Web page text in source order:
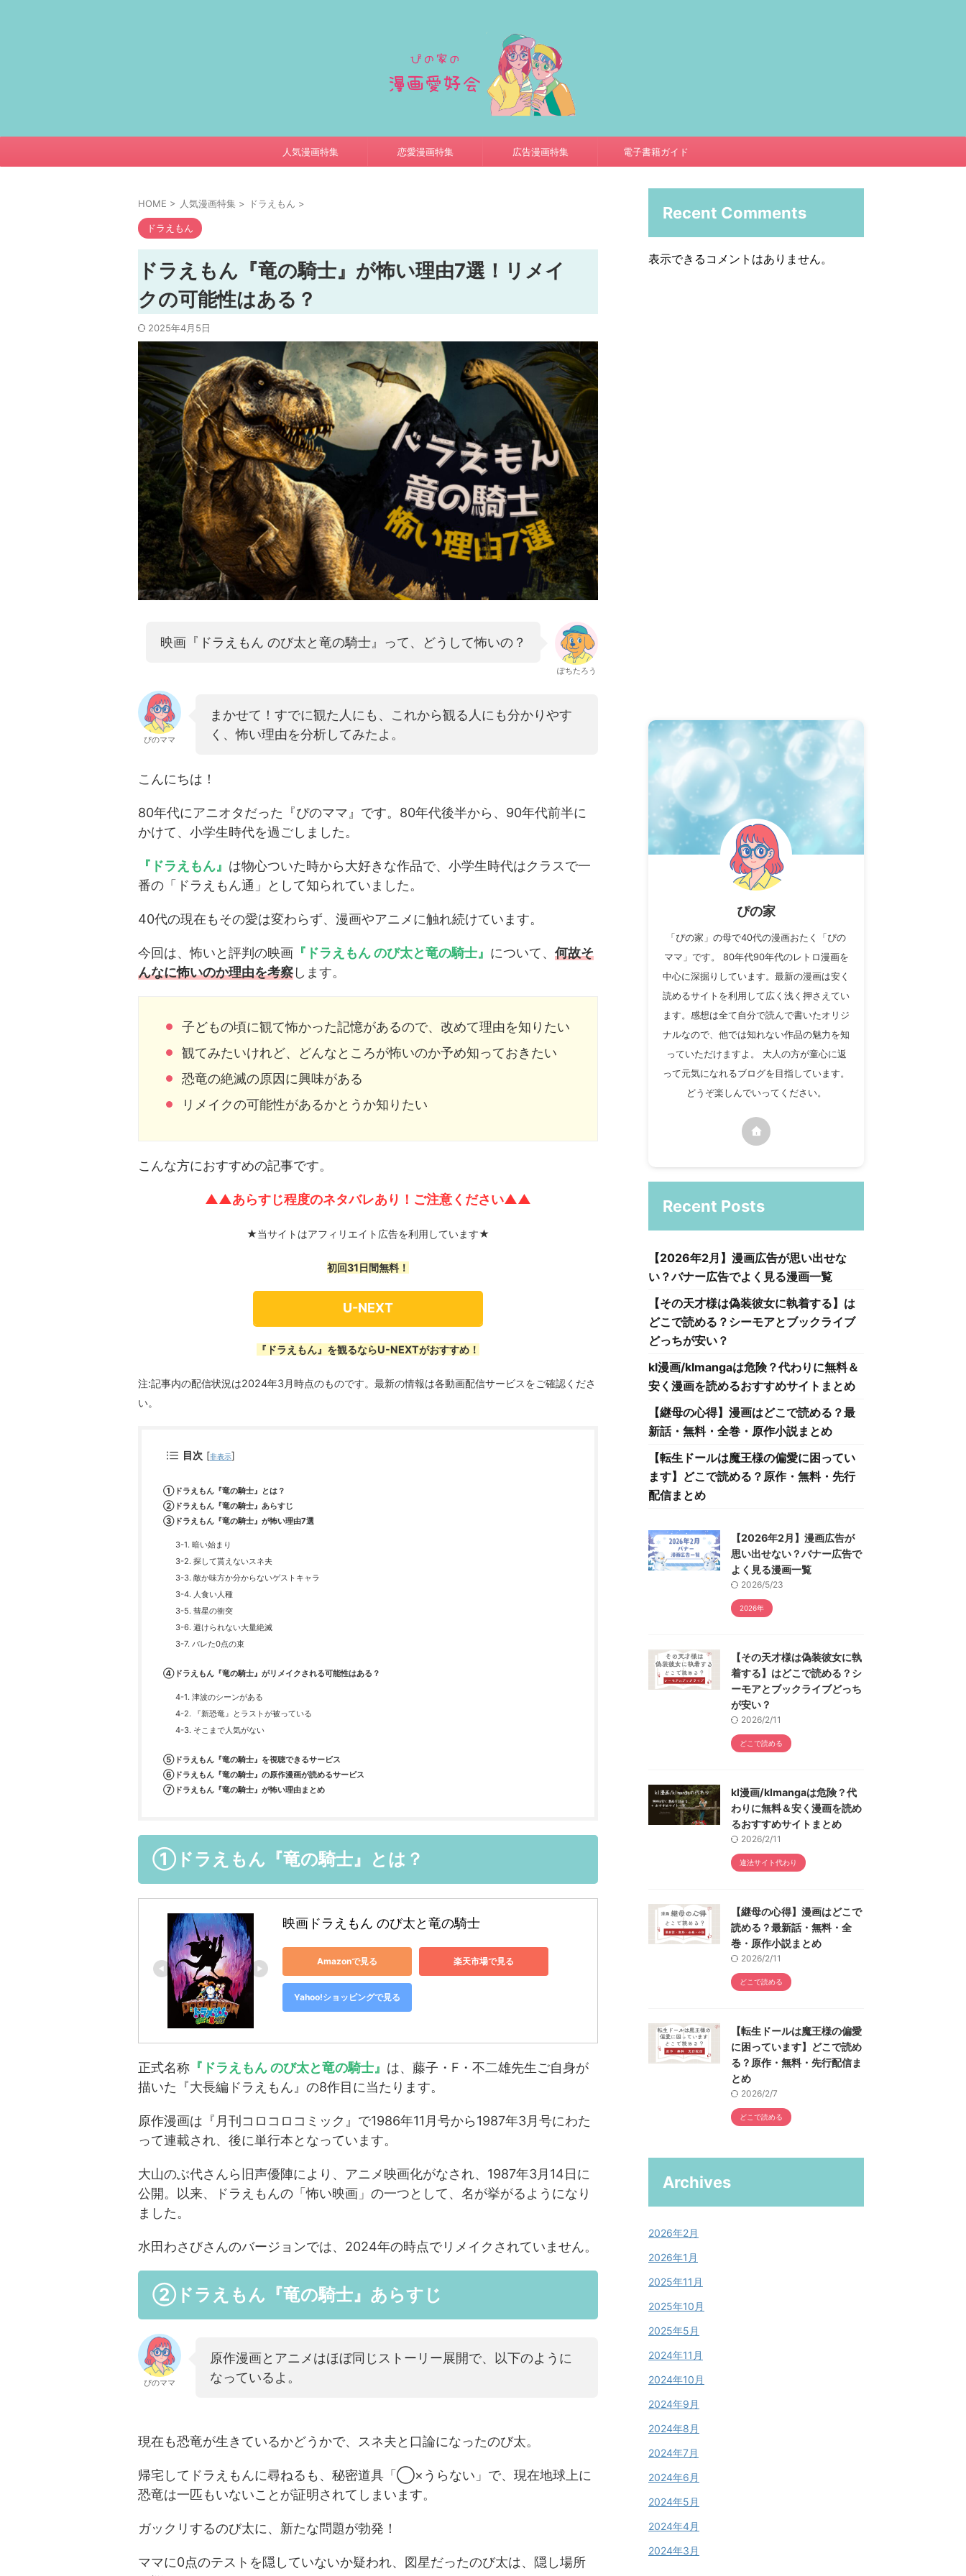
人気漫画特集 恋愛漫画特集 広告漫画特集 電子書籍ガイド
HOME > 人気漫画特集 > ドラえもん >
ドラえもん
ドラえもん『竜の騎士』が怖い理由7選！リメイ
クの可能性はある？
2025年4月5日
映画『ドラえもん のび太と竜の騎士』って、どうして怖いの？
ぽちたろう
ぴのママ
まかせて！すでに観た人にも、これから観る人にも分かりやす
く、怖い理由を分析してみたよ。
こんにちは！
80年代にアニオタだった『ぴのママ』です。80年代後半から、90年代前半に
かけて、小学生時代を過ごしました。
『ドラえもん』 は物心ついた時から大好きな作品で、小学生時代はクラスで一
番の「ドラえもん通」として知られていました。
40代の現在もその愛は変わらず、漫画やアニメに触れ続けています。
今回は、怖いと評判の映画 『ドラえもん のび太と竜の騎士』 について、 何故そ
んなに怖いのか理由を考察します。
子どもの頃に観て怖かった記憶があるので、改めて理由を知りたい
観てみたいけれど、どんなところが怖いのか予め知っておきたい
恐竜の絶滅の原因に興味がある
リメイクの可能性があるかとうか知りたい
こんな方におすすめの記事です。
▲▲あらすじ程度のネタバレあり！ご注意ください▲▲
★当サイトはアフィリエイト広告を利用しています★
初回31日間無料！
U-NEXT
『ドラえもん』を観るならU-NEXTがおすすめ！
注:記事内の配信状況は2024年3月時点のものです。最新の情報は各動画配信サービスをご確認くださ
い。
目次 [非表示]
①ドラえもん『竜の騎士』とは？
②ドラえもん『竜の騎士』あらすじ
③ドラえもん『竜の騎士』が怖い理由7選
3-1. 暗い始まり
3-2. 探して貰えないスネ夫
3-3. 敵か味方か分からないゲストキャラ
3-4. 人食い人種
3-5. 彗星の衝突
3-6. 避けられない大量絶滅
3-7. バレた0点の束
④ドラえもん『竜の騎士』がリメイクされる可能性はある？
4-1. 津波のシーンがある
4-2. 『新恐竜』とラストが被っている
4-3. そこまで人気がない
⑤ドラえもん『竜の騎士』を視聴できるサービス
⑥ドラえもん『竜の騎士』の原作漫画が読めるサービス
⑦ドラえもん『竜の騎士』が怖い理由まとめ
①ドラえもん『竜の騎士』とは？
映画ドラえもん のび太と竜の騎士
Amazonで見る 楽天市場で見る
Yahoo!ショッピングで見る
正式名称 『ドラえもん のび太と竜の騎士』 は、藤子・F・不二雄先生ご自身が
描いた『大長編ドラえもん』の8作目に当たります。
原作漫画は『月刊コロコロコミック』で1986年11月号から1987年3月号にわた
って連載され、後に単行本となっています。
大山のぶ代さんら旧声優陣により、アニメ映画化がなされ、1987年3月14日に
公開。以来、ドラえもんの「怖い映画」の一つとして、名が挙がるようになり
ました。
水田わさびさんのバージョンでは、2024年の時点でリメイクされていません。
②ドラえもん『竜の騎士』あらすじ
ぴのママ
原作漫画とアニメはほぼ同じストーリー展開で、以下のように
なっているよ。
現在も恐竜が生きているかどうかで、スネ夫と口論になったのび太。
帰宅してドラえもんに尋ねるも、秘密道具「◯×うらない」で、現在地球上に
恐竜は一匹もいないことが証明されてしまいます。
ガックリするのび太に、新たな問題が勃発！
ママに0点のテストを隠していないか疑われ、図星だったのび太は、隠し場所
Recent Comments
表示できるコメントはありません。
ぴの家
「ぴの家」の母で40代の漫画おたく「ぴの
ママ」です。 80年代90年代のレトロ漫画を
中心に深掘りしています。最新の漫画は安く
読めるサイトを利用して広く浅く押さえてい
ます。感想は全て自分で読んで書いたオリジ
ナルなので、他では知れない作品の魅力を知
っていただけますよ。 大人の方が童心に返
って元気になれるブログを目指しています。
どうぞ楽しんでいってください。
Recent Posts
【2026年2月】漫画広告が思い出せな
い？バナー広告でよく見る漫画一覧
【その天才様は偽装彼女に執着する】は
どこで読める？シーモアとブックライブ
どっちが安い？
kl漫画/klmangaは危険？代わりに無料＆
安く漫画を読めるおすすめサイトまとめ
【継母の心得】漫画はどこで読める？最
新話・無料・全巻・原作小説まとめ
【転生ドールは魔王様の偏愛に困ってい
ます】どこで読める？原作・無料・先行
配信まとめ
【2026年2月】漫画広告が
思い出せない？バナー広告で
よく見る漫画一覧
2026/5/23
2026年
【その天才様は偽装彼女に執
着する】はどこで読める？シ
ーモアとブックライブどっち
が安い？
2026/2/11
どこで読める
kl漫画/klmangaは危険？代
わりに無料＆安く漫画を読め
るおすすめサイトまとめ
2026/2/11
違法サイト代わり
【継母の心得】漫画はどこで
読める？最新話・無料・全
巻・原作小説まとめ
2026/2/11
どこで読める
【転生ドールは魔王様の偏愛
に困っています】どこで読め
る？原作・無料・先行配信ま
とめ
2026/2/7
どこで読める
Archives
2026年2月
2026年1月
2025年11月
2025年10月
2025年5月
2024年11月
2024年10月
2024年9月
2024年8月
2024年7月
2024年6月
2024年5月
2024年4月
2024年3月